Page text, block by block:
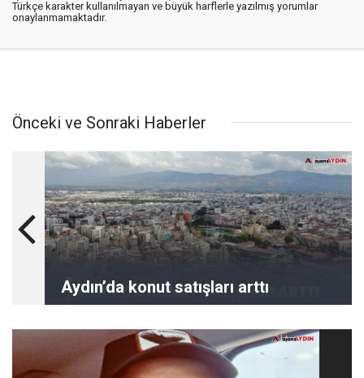
Türkçe karakter kullanılmayan ve büyük harflerle yazılmış yorumlar
onaylanmamaktadır.
Önceki ve Sonraki Haberler
Aydın’da konut satışları arttı